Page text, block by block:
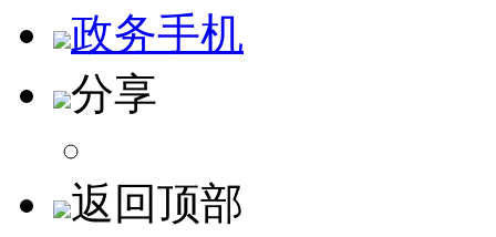
政务手机
分享
返回顶部